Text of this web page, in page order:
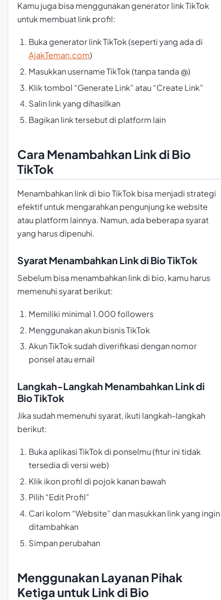
Kamu juga bisa menggunakan generator link TikTok
untuk membuat link profil:
Buka generator link TikTok (seperti yang ada di
AjakTeman.com)
Masukkan username TikTok (tanpa tanda @)
Klik tombol “Generate Link” atau “Create Link”
Salin link yang dihasilkan
Bagikan link tersebut di platform lain
Cara Menambahkan Link di Bio
TikTok
Menambahkan link di bio TikTok bisa menjadi strategi
efektif untuk mengarahkan pengunjung ke website
atau platform lainnya. Namun, ada beberapa syarat
yang harus dipenuhi.
Syarat Menambahkan Link di Bio TikTok
Sebelum bisa menambahkan link di bio, kamu harus
memenuhi syarat berikut:
Memiliki minimal 1.000 followers
Menggunakan akun bisnis TikTok
Akun TikTok sudah diverifikasi dengan nomor
ponsel atau email
Langkah-Langkah Menambahkan Link di
Bio TikTok
Jika sudah memenuhi syarat, ikuti langkah-langkah
berikut:
Buka aplikasi TikTok di ponselmu (fitur ini tidak
tersedia di versi web)
Klik ikon profil di pojok kanan bawah
Pilih “Edit Profil”
Cari kolom “Website” dan masukkan link yang ingin
ditambahkan
Simpan perubahan
Menggunakan Layanan Pihak
Ketiga untuk Link di Bio